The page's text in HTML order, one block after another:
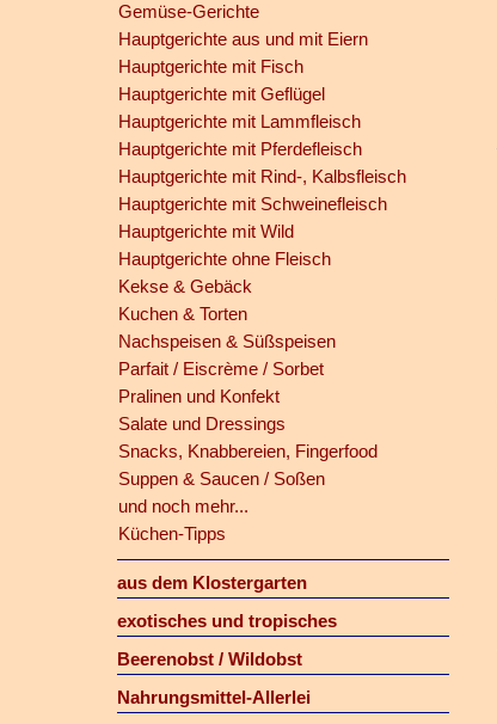
Gemüse-Gerichte
Hauptgerichte aus und mit Eiern
Hauptgerichte mit Fisch
Hauptgerichte mit Geflügel
Hauptgerichte mit Lammfleisch
Hauptgerichte mit Pferdefleisch
Hauptgerichte mit Rind-, Kalbsfleisch
Hauptgerichte mit Schweinefleisch
Hauptgerichte mit Wild
Hauptgerichte ohne Fleisch
Kekse & Gebäck
Kuchen & Torten
Nachspeisen & Süßspeisen
Parfait / Eiscrème / Sorbet
Pralinen und Konfekt
Salate und Dressings
Snacks, Knabbereien, Fingerfood
Suppen & Saucen / Soßen
und noch mehr...
Küchen-Tipps
aus dem Klostergarten
exotisches und tropisches
Beerenobst / Wildobst
Nahrungsmittel-Allerlei